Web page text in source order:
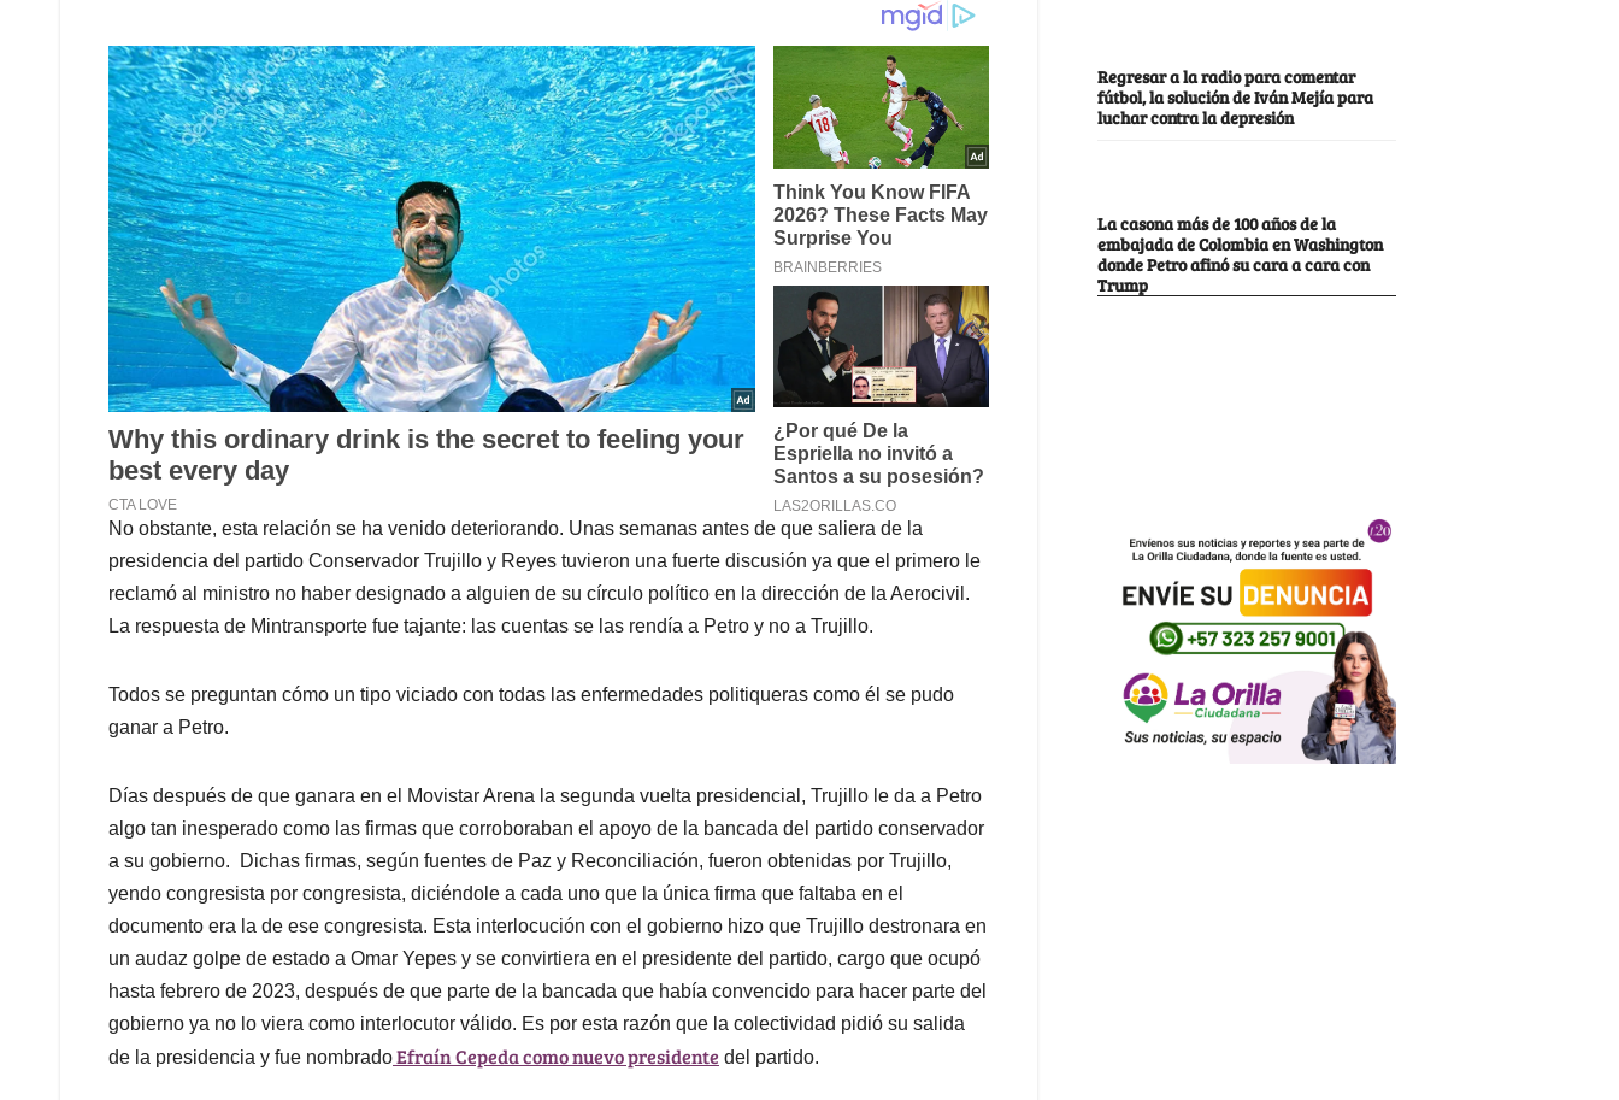
No obstante, esta relación se ha venido deteriorando. Unas semanas antes de que saliera de la
presidencia del partido Conservador Trujillo y Reyes tuvieron una fuerte discusión ya que el primero le
reclamó al ministro no haber designado a alguien de su círculo político en la dirección de la Aerocivil.
La respuesta de Mintransporte fue tajante: las cuentas se las rendía a Petro y no a Trujillo.
Todos se preguntan cómo un tipo viciado con todas las enfermedades politiqueras como él se pudo
ganar a Petro.
Días después de que ganara en el Movistar Arena la segunda vuelta presidencial, Trujillo le da a Petro
algo tan inesperado como las firmas que corroboraban el apoyo de la bancada del partido conservador
a su gobierno. Dichas firmas, según fuentes de Paz y Reconciliación, fueron obtenidas por Trujillo,
yendo congresista por congresista, diciéndole a cada uno que la única firma que faltaba en el
documento era la de ese congresista. Esta interlocución con el gobierno hizo que Trujillo destronara en
un audaz golpe de estado a Omar Yepes y se convirtiera en el presidente del partido, cargo que ocupó
hasta febrero de 2023, después de que parte de la bancada que había convencido para hacer parte del
gobierno ya no lo viera como interlocutor válido. Es por esta razón que la colectividad pidió su salida
de la presidencia y fue nombradoEfraín Cepeda como nuevo presidente del partido.
Regresar a la radio para comentar
fútbol, la solución de Iván Mejía para
luchar contra la depresión
La casona más de 100 años de la
embajada de Colombia en Washington
donde Petro afinó su cara a cara con
Trump